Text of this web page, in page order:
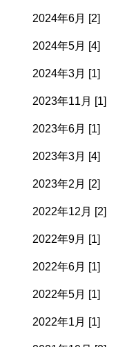
2024年6月 [2]
2024年5月 [4]
2024年3月 [1]
2023年11月 [1]
2023年6月 [1]
2023年3月 [4]
2023年2月 [2]
2022年12月 [2]
2022年9月 [1]
2022年6月 [1]
2022年5月 [1]
2022年1月 [1]